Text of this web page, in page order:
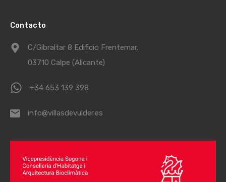
Contacto
C/Gibraltar 8 Edificio Frentemar.
03710 Calpe (Alicante)
+34 653 139 398
info@villasdevulder.es